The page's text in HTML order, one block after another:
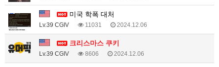
미국 학폭 대처
Lv.39 CGIV 11031 2024.12.06
크리스마스 쿠키
Lv.39 CGIV 8606 2024.12.06